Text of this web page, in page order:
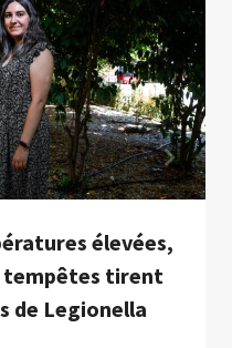
élevées,
tempêtes tirent
de Legionella